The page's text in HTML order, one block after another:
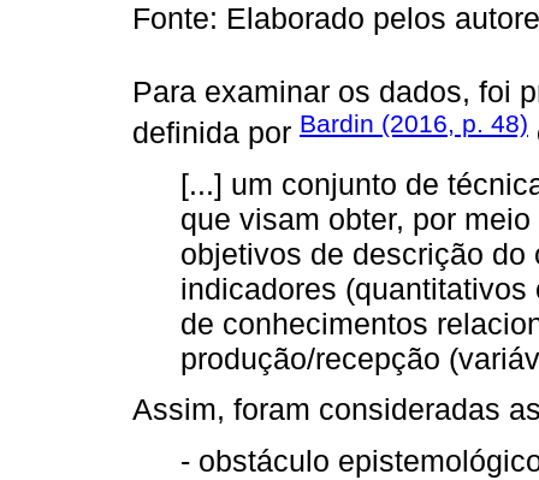
Fonte: Elaborado pelos
Para examinar os dados, foi
definida por Bardin (2016, p. 48)
[...] um conjunto de
que visam obter, por
objetivos de descrição
indicadores
de conhecimentos
produção/recepção
Assim, foram consideradas
- obstáculo